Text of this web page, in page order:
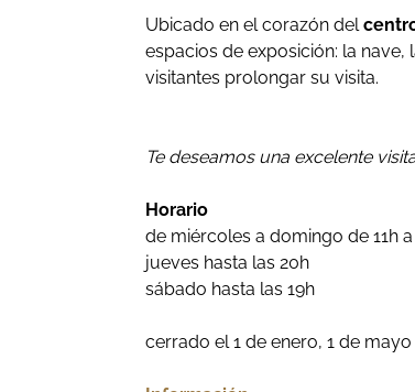
Ubicado en el corazón del
espacios de exposición: la
visitantes prolongar su visita.
Te deseamos una excelente
Horario
de miércoles a domingo de 11h a
jueves hasta las 20h
sábado hasta las 19h
cerrado el 1 de enero, 1 de